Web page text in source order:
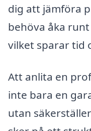
dig att jämföra
behöva åka
vilket sparar tid
Att anlita en
inte bara en
utan